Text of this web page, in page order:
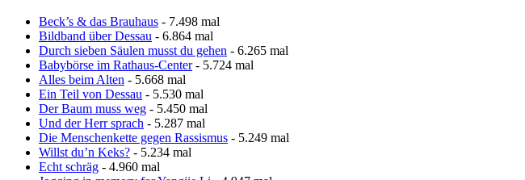
Beck’s & das Brauhaus - 7.498 mal
Bildband über Dessau - 6.864 mal
Durch sieben Säulen musst du gehen - 6.265 mal
Babybörse im Rathaus-Center- 5.724 mal
Alles beim Alten - 5.668 mal
Ein Teil von Dessau - 5.530 mal
Der Baum muss weg - 5.450 mal
Und der Herr sprach - 5.287 mal
Die Menschenkette gegen Rassismus - 5.249 mal
Willst du’n Keks? - 5.234 mal
Echt schräg - 4.960 mal